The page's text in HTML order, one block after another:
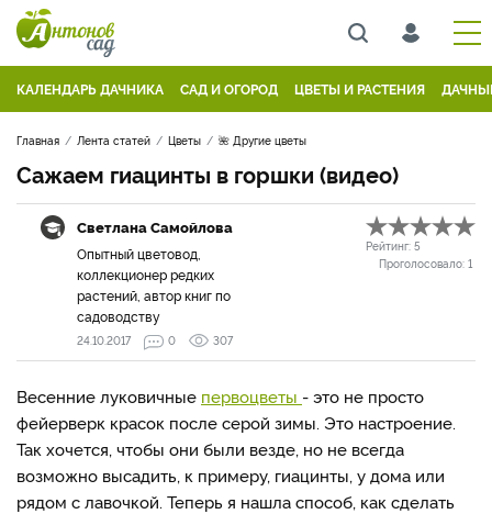
КАЛЕНДАРЬ ДАЧНИКА САД И ОГОРОД ЦВЕТЫ И РАСТЕНИЯ
Главная Лента статей Цветы 🌺 Другие цветы
Сажаем гиацинты в горшки (видео)
Светлана Самойлова
Опытный цветовод,
коллекционер редких
растений, автор книг по
садоводству
Рейтинг: 5
Проголосовало: 1
24.10.2017 0 307
Весенние луковичные первоцветы - это не просто
фейерверк красок после серой зимы. Это настроение.
Так хочется, чтобы они были везде, но не всегда
возможно высадить, к примеру, гиацинты, у дома или
рядом с лавочкой. Теперь я нашла способ, как сделать